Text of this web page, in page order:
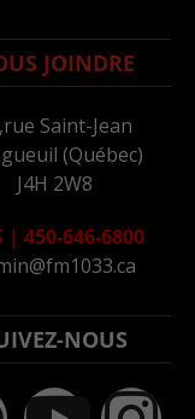
JOINDRE
Saint-Jean
(Québec)
J4H 2W8
| 450-646-6800
NOUS